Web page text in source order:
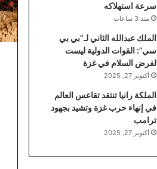
سرعة استهلاكه
منذ 3 ساعات
الملك عبدالله الثاني لـ”بي بي
سي”: القوات الدولية ليست
لفرض السلام في غزة
أكتوبر 27, 2025
الملكة رانيا تنتقد تقاعس العالم
في إنهاء حرب غزة وتشيد بجهود
ترامب
أكتوبر 27, 2025